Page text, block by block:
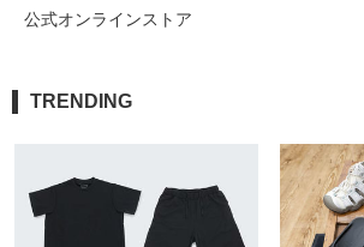
公式オンラインストア
TRENDING